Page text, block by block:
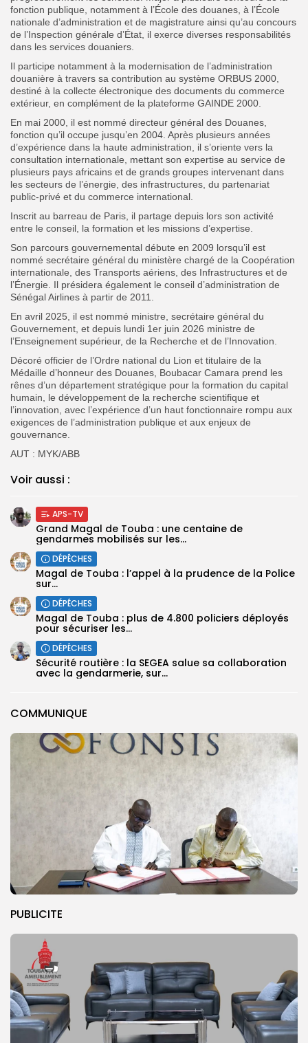
COMMUNIQUE
PUBLICITE
fonction publique, notamment à l’École des douanes, à l’École
nationale d’administration et de magistrature ainsi qu’au concours
de l’Inspection générale d’État, il exerce diverses responsabilités
dans les services douaniers.
Il participe notamment à la modernisation de l’administration
douanière à travers sa contribution au système ORBUS 2000,
destiné à la collecte électronique des documents du commerce
extérieur, en complément de la plateforme GAINDE 2000.
En mai 2000, il est nommé directeur général des Douanes,
fonction qu’il occupe jusqu’en 2004. Après plusieurs années
d’expérience dans la haute administration, il s’oriente vers la
consultation internationale, mettant son expertise au service de
plusieurs pays africains et de grands groupes intervenant dans
les secteurs de l’énergie, des infrastructures, du partenariat
public-privé et du commerce international.
Inscrit au barreau de Paris, il partage depuis lors son activité
entre le conseil, la formation et les missions d’expertise.
Son parcours gouvernemental débute en 2009 lorsqu’il est
nommé secrétaire général du ministère chargé de la Coopération
internationale, des Transports aériens, des Infrastructures et de
l’Énergie. Il présidera également le conseil d’administration de
Sénégal Airlines à partir de 2011.
En avril 2025, il est nommé ministre, secrétaire général du
Gouvernement, et depuis lundi 1er juin 2026 ministre de
l’Enseignement supérieur, de la Recherche et de l’Innovation.
Décoré officier de l’Ordre national du Lion et titulaire de la
Médaille d’honneur des Douanes, Boubacar Camara prend les
rênes d’un département stratégique pour la formation du capital
humain, le développement de la recherche scientifique et
l’innovation, avec l’expérience d’un haut fonctionnaire rompu aux
exigences de l’administration publique et aux enjeux de
gouvernance.
AUT : MYK/ABB
Voir aussi :
APS-TV
Grand Magal de Touba : une centaine de
gendarmes mobilisés sur les...
DÉPÊCHES
Magal de Touba : l’appel à la prudence de la Police
sur...
DÉPÊCHES
Magal de Touba : plus de 4.800 policiers déployés
pour sécuriser les...
DÉPÊCHES
Sécurité routière : la SEGEA salue sa collaboration
avec la gendarmerie, sur...